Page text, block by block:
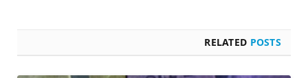
RELATED POSTS